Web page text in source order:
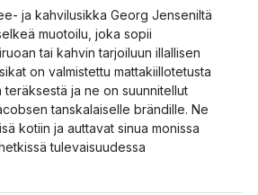
ja kahvilusikka Georg Jenseniltä
muotoilu, joka sopii
tai kahvin tarjoiluun illallisen
on valmistettu mattakiillotetusta
teräksestä ja ne on suunnitellut
tanskalaiselle brändille. Ne
kotiin ja auttavat sinua monissa
tulevaisuudessa